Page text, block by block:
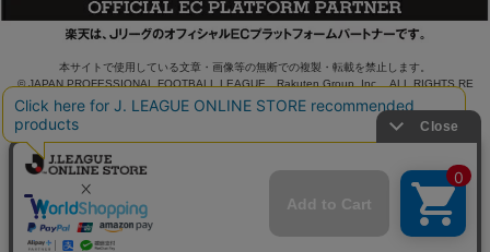
本サイトで使用している文章・画像等の無断での複製・転載を禁止します。
© JAPAN PROFESSIONAL FOOTBALL LEAGUE Rakuten Group, Inc. ALL RIGHTS RE
SERVED.